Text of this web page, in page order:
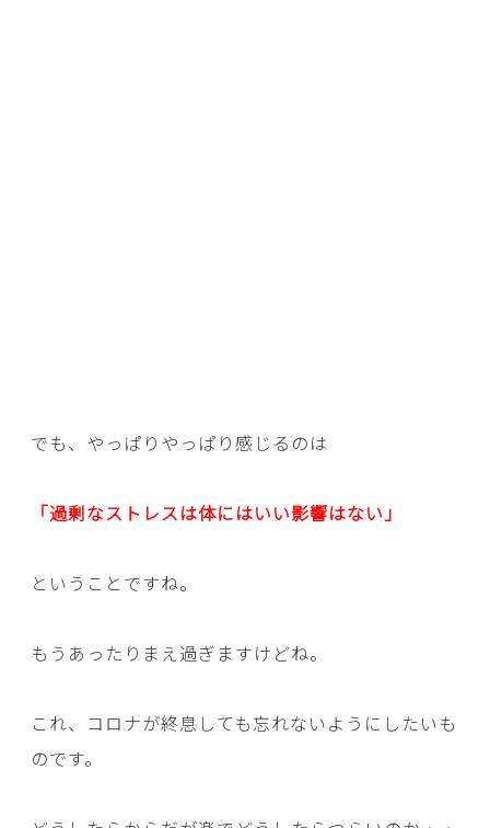
でも、やっぱりやっぱり感じるのは
「過剰なストレスは体にはいい影響はない」
ということですね。
もうあったりまえ過ぎますけどね。
これ、コロナが終息しても忘れないようにしたいも
のです。